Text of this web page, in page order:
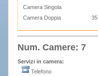
Camera Singola
Camera Doppia
35
Num. Camere: 7
Servizi in camera:
Telefono